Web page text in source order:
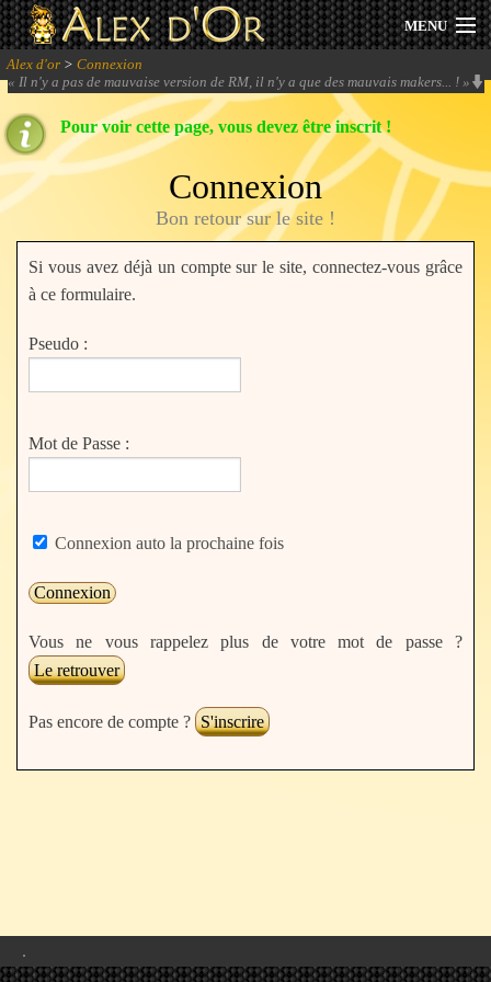
MENU
Actualités
Session 2026
Archives
Forum
Communauté
Se connecter
S'inscrire
Alex d'or > Connexion
« Il n'y a pas de mauvaise version de RM, il n'y a que des mauvais makers... ! »
Pour voir cette page, vous devez être inscrit !
Connexion
Bon retour sur le site !
Si vous avez déjà un compte sur le site, connectez-vous grâce
à ce formulaire.
Pseudo :
Mot de Passe :
Connexion auto la prochaine fois
Vous ne vous rappelez plus de votre mot de passe ?
Le retrouver
Pas encore de compte ? S'inscrire
.